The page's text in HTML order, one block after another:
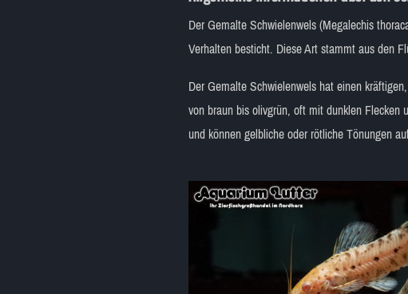
Der Gemalte Schwielenwels (Megalechis
Verhalten besticht. Diese Art stammt aus den
Der Gemalte Schwielenwels hat einen
von braun bis olivgrün, oft mit dunklen
und können gelbliche oder rötliche Tönungen